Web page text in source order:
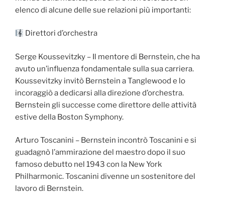
elenco di alcune delle sue relazioni più importanti:
Direttori d’orchestra
Serge Koussevitzky – Il mentore di Bernstein, che ha
avuto un’influenza fondamentale sulla sua carriera.
Koussevitzky invitò Bernstein a Tanglewood e lo
incoraggiò a dedicarsi alla direzione d’orchestra.
Bernstein gli successe come direttore delle attività
estive della Boston Symphony.
Arturo Toscanini – Bernstein incontrò Toscanini e si
guadagnò l’ammirazione del maestro dopo il suo
famoso debutto nel 1943 con la New York
Philharmonic. Toscanini divenne un sostenitore del
lavoro di Bernstein.